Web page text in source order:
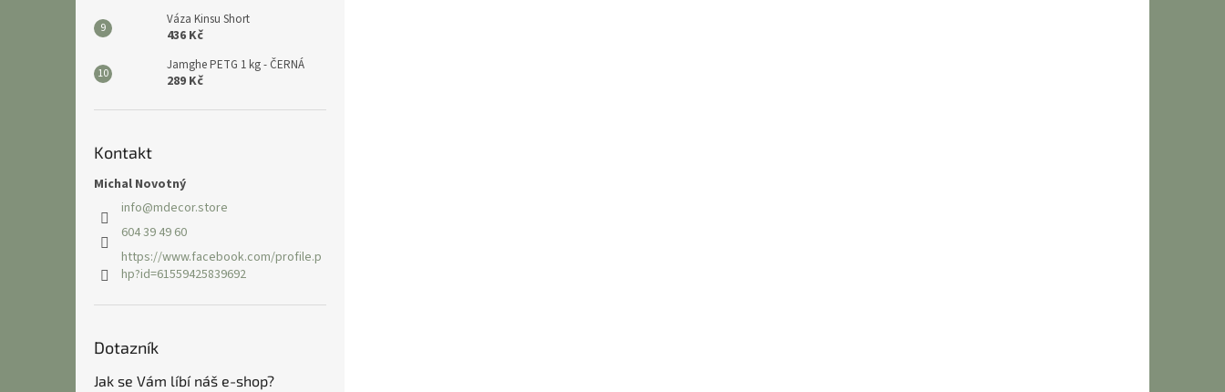
Váza Kinsu Short
436 Kč
Jamghe PETG 1 kg - ČERNÁ
289 Kč
Kontakt
Michal Novotný
info@mdecor.store
604 39 49 60
https://www.facebook.com/profile.p
hp?id=61559425839692
Dotazník
Jak se Vám líbí náš e-shop?